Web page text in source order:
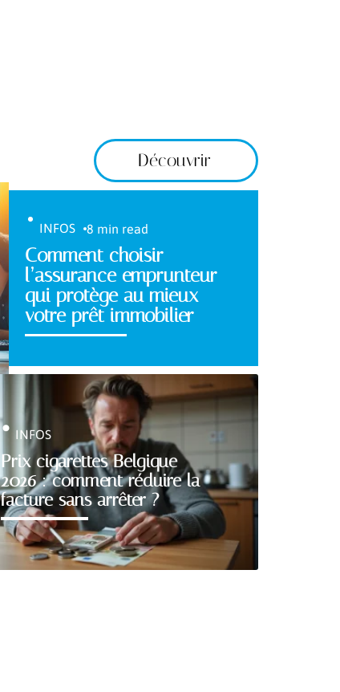
Découvrir
INFOS 8 min read
Comment choisir
l’assurance emprunteur
qui protège au mieux
votre prêt immobilier
Prix cigarettes Belgique
2026 : comment réduire la
facture sans arrêter ?
INFOS